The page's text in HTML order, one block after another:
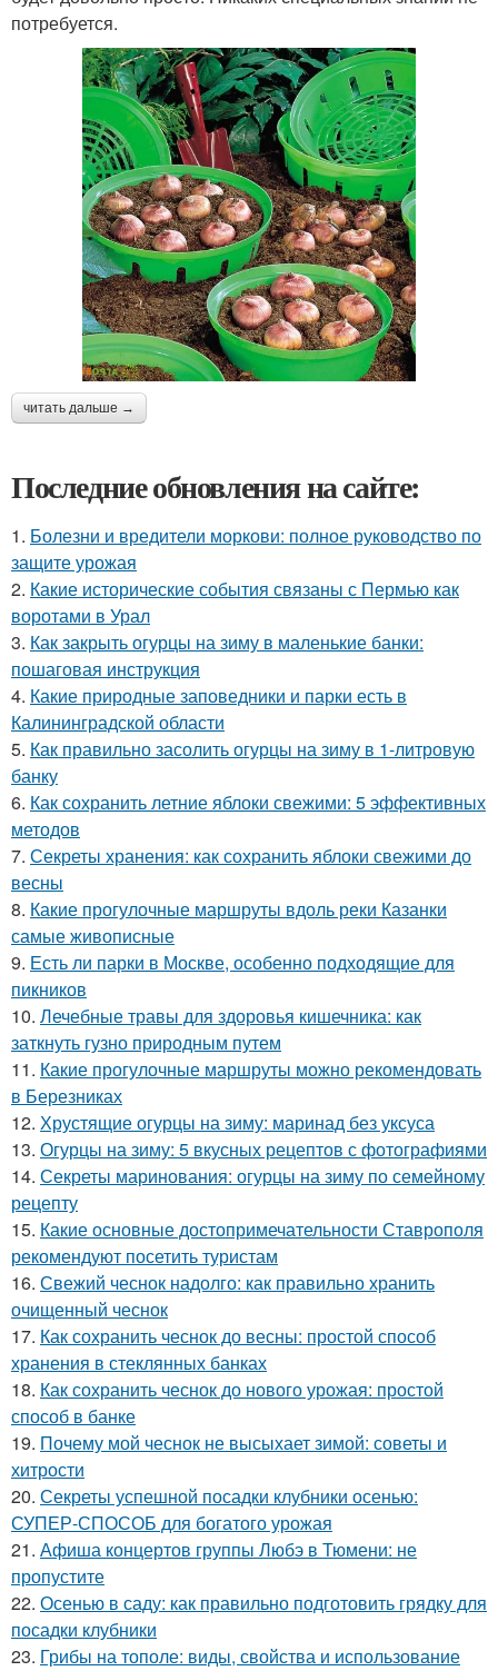
потребуется.
читать дальше →
Последние обновления на сайте:
1. Болезни и вредители моркови: полное руководство по
защите урожая
2. Какие исторические события связаны с Пермью как
воротами в Урал
3. Как закрыть огурцы на зиму в маленькие банки:
пошаговая инструкция
4. Какие природные заповедники и парки есть в
Калининградской области
5. Как правильно засолить огурцы на зиму в 1-литровую
банку
6. Как сохранить летние яблоки свежими: 5 эффективных
методов
7. Секреты хранения: как сохранить яблоки свежими до
весны
8. Какие прогулочные маршруты вдоль реки Казанки
самые живописные
9. Есть ли парки в Москве, особенно подходящие для
пикников
10. Лечебные травы для здоровья кишечника: как
заткнуть гузно природным путем
11. Какие прогулочные маршруты можно рекомендовать
в Березниках
12. Хрустящие огурцы на зиму: маринад без уксуса
13. Огурцы на зиму: 5 вкусных рецептов с фотографиями
14. Секреты маринования: огурцы на зиму по семейному
рецепту
15. Какие основные достопримечательности Ставрополя
рекомендуют посетить туристам
16. Свежий чеснок надолго: как правильно хранить
очищенный чеснок
17. Как сохранить чеснок до весны: простой способ
хранения в стеклянных банках
18. Как сохранить чеснок до нового урожая: простой
способ в банке
19. Почему мой чеснок не высыхает зимой: советы и
хитрости
20. Секреты успешной посадки клубники осенью:
СУПЕР-СПОСОБ для богатого урожая
21. Афиша концертов группы Любэ в Тюмени: не
пропустите
22. Осенью в саду: как правильно подготовить грядку для
посадки клубники
23. Грибы на тополе: виды, свойства и использование